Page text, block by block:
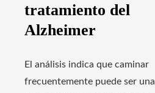
tratamiento del
Alzheimer
El análisis indica que caminar
frecuentemente puede ser una